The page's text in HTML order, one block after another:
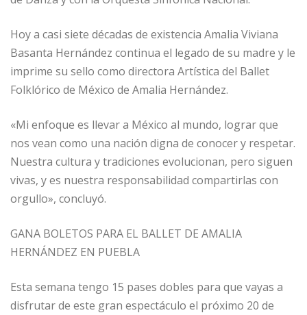
Hoy a casi siete décadas de existencia Amalia Viviana
Basanta Hernández continua el legado de su madre y le
imprime su sello como directora Artística del Ballet
Folklórico de México de Amalia Hernández.
«Mi enfoque es llevar a México al mundo, lograr que
nos vean como una nación digna de conocer y respetar.
Nuestra cultura y tradiciones evolucionan, pero siguen
vivas, y es nuestra responsabilidad compartirlas con
orgullo», concluyó.
GANA BOLETOS PARA EL BALLET DE AMALIA
HERNÁNDEZ EN PUEBLA
Esta semana tengo 15 pases dobles para que vayas a
disfrutar de este gran espectáculo el próximo 20 de